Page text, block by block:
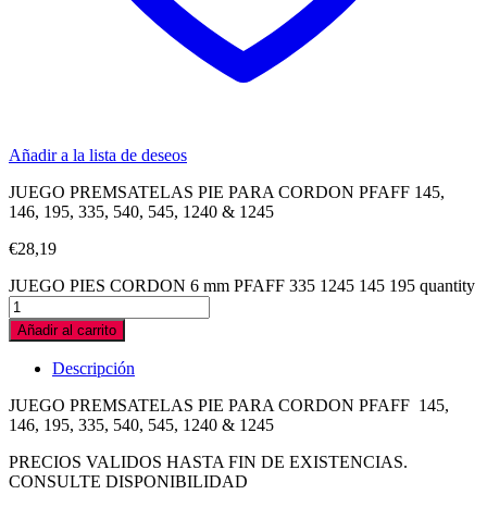
Añadir a la lista de deseos
JUEGO PREMSATELAS PIE PARA CORDON PFAFF 145,
146, 195, 335, 540, 545, 1240 & 1245
€28,19
JUEGO PIES CORDON 6 mm PFAFF 335 1245 145 195 quantity
Añadir al carrito
Descripción
JUEGO PREMSATELAS PIE PARA CORDON PFAFF 145,
146, 195, 335, 540, 545, 1240 & 1245
PRECIOS VALIDOS HASTA FIN DE EXISTENCIAS.
CONSULTE DISPONIBILIDAD